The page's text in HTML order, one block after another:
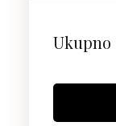
Ukupno